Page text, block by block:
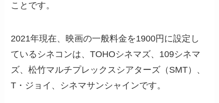
ことです。
2021年現在、映画の一般料金を1900円に設定し
ているシネコンは、TOHOシネマズ、109シネマ
ズ、松竹マルチプレックスシアターズ（SMT）、
T・ジョイ、シネマサンシャインです。